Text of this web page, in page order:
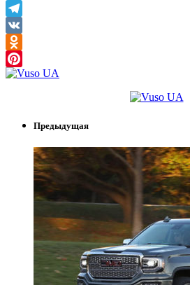
Twitter
Telegram
VK
Odnoklassniki
Pinterest
Предыдущая